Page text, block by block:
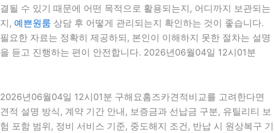
결될 수 있기 때문에 어떤 목적으로 활용되는지, 어디까지 보관되는
지, 예쁜원룸 상담 후 어떻게 관리되는지 확인하는 것이 좋습니다.
필요한 자료는 정확히 제공하되, 본인이 이해하지 못한 절차는 설명
을 듣고 진행하는 편이 안전합니다. 2026년06월04일 12시01분
2026년06월04일 12시01분 구해요홈즈카견적비교를 고려한다면
견적 설명 방식, 계약 기간 안내, 보증금과 선납금 구분, 유틸리티 보
험 포함 범위, 정비 서비스 기준, 중도해지 조건, 반납 시 원상복구 기